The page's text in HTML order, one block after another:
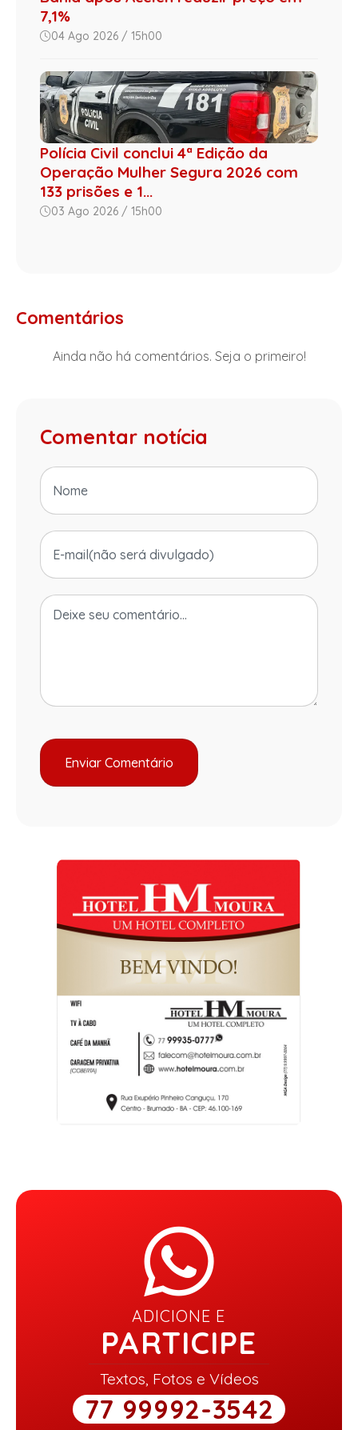
7,1%
04 Ago 2026 / 15h00
Polícia Civil conclui 4ª Edição da
Operação Mulher Segura 2026 com
133 prisões e 1...
03 Ago 2026 / 15h00
Comentários
Ainda não há comentários. Seja o primeiro!
Comentar notícia
ADICIONE E
PARTICIPE
Textos, Fotos e Vídeos
77 99992-3542